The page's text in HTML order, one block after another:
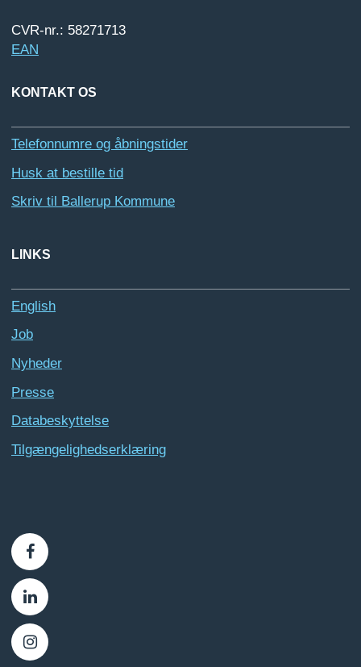
CVR-nr.: 58271713
EAN
KONTAKT OS
Telefonnumre og åbningstider
Husk at bestille tid
Skriv til Ballerup Kommune
LINKS
English
Job
Nyheder
Presse
Databeskyttelse
Tilgængelighedserklæring